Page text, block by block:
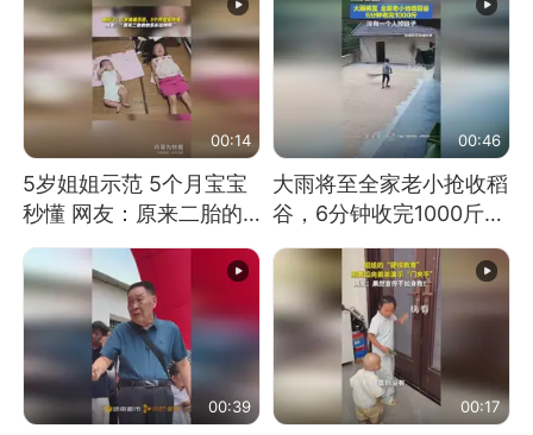
00:14
5岁姐姐示范 5个月宝宝
秒懂 网友：原来二胎的
快乐长这样
00:46
大雨将至全家老小抢收稻
谷，6分钟收完1000斤，
没有一个人掉链子
00:39 00:17